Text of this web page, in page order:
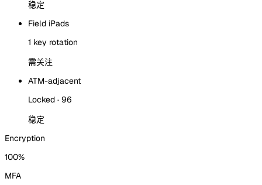
稳定
Field iPads
1 key rotation
需关注
ATM-adjacent
Locked · 96
稳定
Encryption
100%
MFA